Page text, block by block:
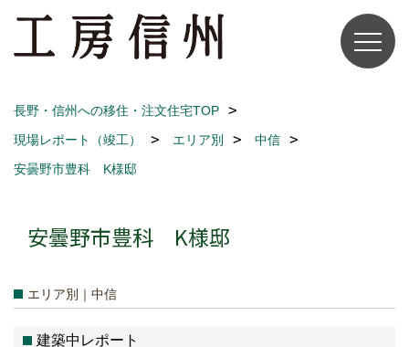
長野・信州への移住・注文住宅TOP
現場レポート（竣工）
エリア別
中信
安曇野市豊科 K様邸
安曇野市豊科 K様邸
エリア別｜中信
建築中レポート